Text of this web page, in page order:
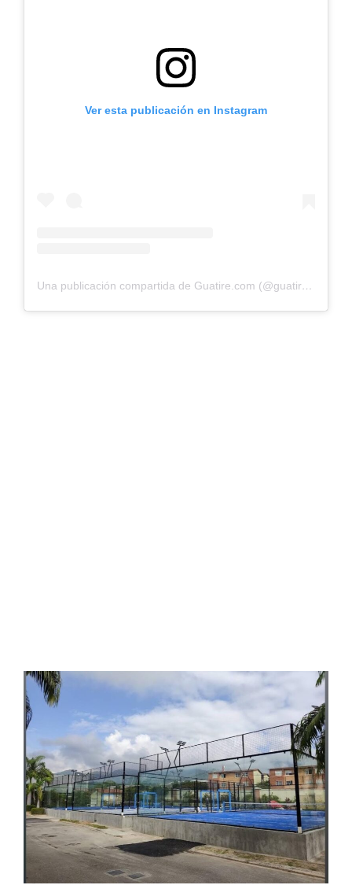
Ver esta publicación en Instagram
Una publicación compartida de Guatire.com (@guatirepuntocom)